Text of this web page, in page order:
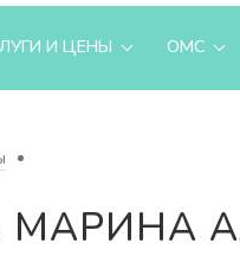
И ЦЕНЫ ОМС